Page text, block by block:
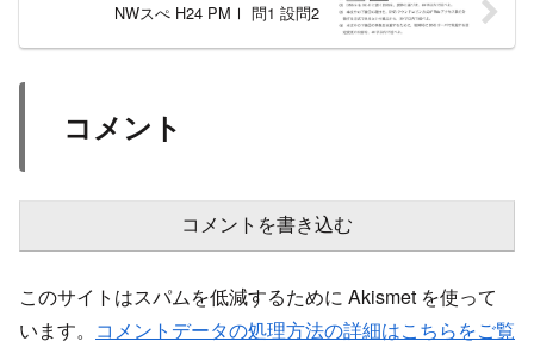
NWスぺ H24 PMⅠ 問1 設問2
コメント
コメントを書き込む
このサイトはスパムを低減するために Akismet を使って
います。 コメントデータの処理方法の詳細はこちらをご覧